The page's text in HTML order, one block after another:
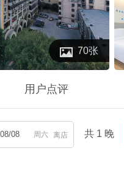
 70张
用户点评
离店 共 1 晚